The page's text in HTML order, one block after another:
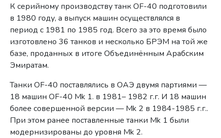
К серийному производству танк OF-40 подготовили
в 1980 году, а выпуск машин осуществлялся в
период с 1981 по 1985 год. Всего за это время было
изготовлено 36 танков и несколько БРЭМ на той же
базе, проданных в итоге Объединённым Арабским
Эмиратам.
Танки OF-40 поставлялись в ОАЭ двумя партиями —
18 машин OF-40 Mk 1. в 1981– 1982 г.г. И 18 машин
более совершенной версии — Mk 2 в 1984-1985 г.г..
При этом ранее поставленные танки Mk 1 были
модернизированы до уровня Mk 2.